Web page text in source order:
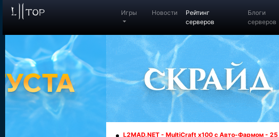
Игры Новости
Рейтинг
серверов
Блоги
серверов
L2MAD.NET - MultiCraft x100 с Авто-Фармом -